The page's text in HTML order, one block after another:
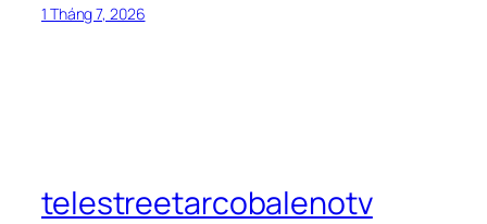
1 Tháng 7, 2026
telestreetarcobalenotv